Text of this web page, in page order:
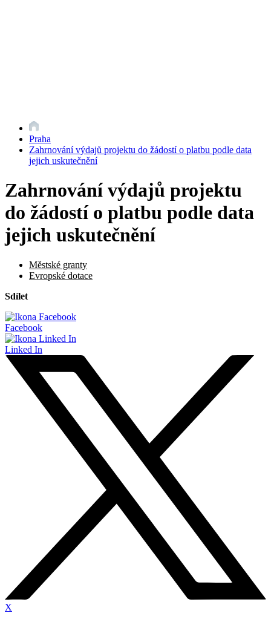
Praha
Zahrnování výdajů projektu do žádostí o platbu podle data
jejich uskutečnění
Zahrnování výdajů projektu
do žádostí o platbu podle data
jejich uskutečnění
Městské granty
Evropské dotace
Sdílet
Facebook
Linked In
X